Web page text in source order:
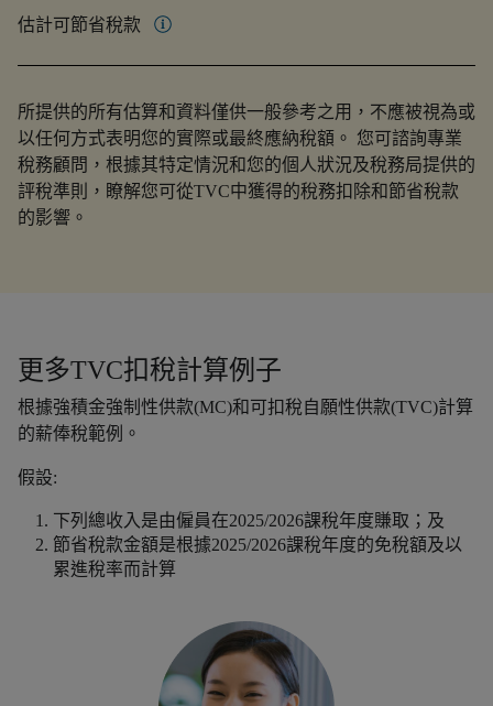
估計可節省稅款 More on 估計可節省稅款
所提供的所有估算和資料僅供一般參考之用，不應被視為或
以任何方式表明您的實際或最終應納稅額。 您可諮詢專業
稅務顧問，根據其特定情況和您的個人狀況及稅務局提供的
評稅準則，瞭解您可從TVC中獲得的稅務扣除和節省稅款
的影響。
更多TVC扣稅計算例子
根據強積金強制性供款(MC)和可扣稅自願性供款(TVC)計算
的薪俸稅範例。
假設:
下列總收入是由僱員在2025/2026課稅年度賺取；及
節省稅款金額是根據2025/2026課稅年度的免稅額及以
累進稅率而計算